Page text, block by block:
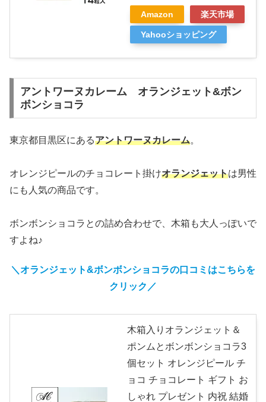
Amazon 楽天市場
Yahooショッピング
アントワーヌカレーム オランジェット&ボン
ボンショコラ
東京都目黒区にあるアントワーヌカレーム。
オレンジピールのチョコレート掛けオランジェットは男性
にも人気の商品です。
ボンボンショコラとの詰め合わせで、木箱も大人っぽいで
すよね♪
＼オランジェット&ボンボンショコラの口コミはこちらを
クリック ／
木箱入りオランジェット＆
ポンムとボンボンショコラ3
個セット オレンジピール チ
ョコ チョコレート ギフト お
しゃれ プレゼント 内祝 結婚